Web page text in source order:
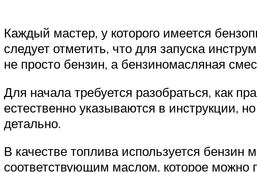
Каждый мастер, у которого имеется
следует отметить, что для запуска
не просто бензин, а бензиномасляная
Для начала требуется разобраться, как
естественно указываются в инструкции,
детально.
В качестве топлива используется
соответствующим маслом, которое можно